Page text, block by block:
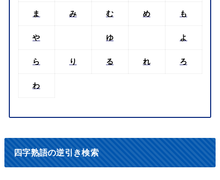
ま み む め も
や ゆ よ
ら り る れ ろ
わ
四字熟語の逆引き検索